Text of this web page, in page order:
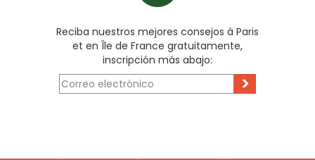
Reciba nuestros mejores consejos à Paris
et en Île de France gratuitamente,
inscripción más abajo:
>